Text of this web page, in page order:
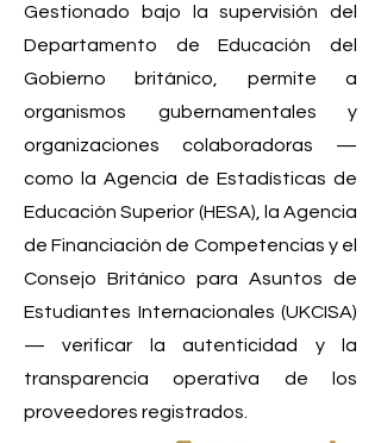
Gestionado bajo la supervisión del
Departamento de Educación del
Gobierno británico, permite a
organismos gubernamentales y
organizaciones colaboradoras —
como la Agencia de Estadísticas de
Educación Superior (HESA), la Agencia
de Financiación de Competencias y el
Consejo Británico para Asuntos de
Estudiantes Internacionales (UKCISA)
— verificar la autenticidad y la
transparencia operativa de los
proveedores registrados.